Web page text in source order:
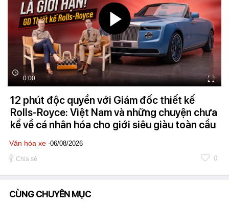
0:00
12 phút độc quyền với Giám đốc thiết kế
Rolls-Royce: Việt Nam và những chuyện chưa
kể về cá nhân hóa cho giới siêu giàu toàn cầu
Văn hóa xe -06/08/2026
Chia sẻ 0
CÙNG CHUYÊN MỤC